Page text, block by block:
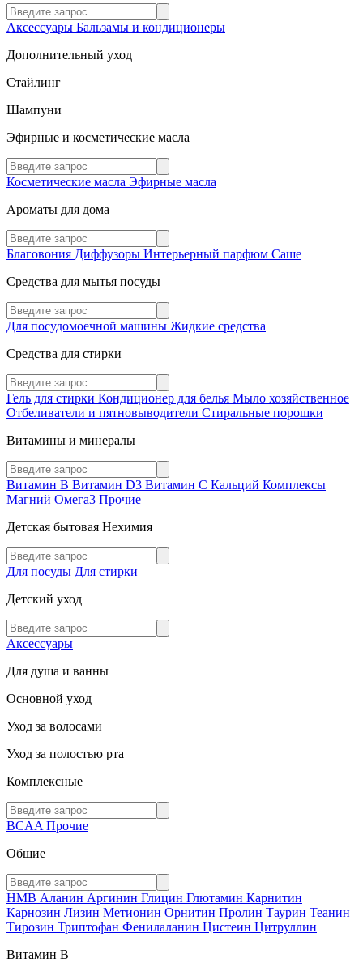
Аксессуары Бальзамы и кондиционеры
Дополнительный уход
Стайлинг
Шампуни
Эфирные и косметические масла
Косметические масла Эфирные масла
Ароматы для дома
Благовония Диффузоры Интерьерный парфюм Саше
Средства для мытья посуды
Для посудомоечной машины Жидкие средства
Средства для стирки
Гель для стирки Кондиционер для белья Мыло хозяйственное
Отбеливатели и пятновыводители Стиральные порошки
Витамины и минералы
Витамин В Витамин D3 Витамин С Кальций Комплексы
Магний Омега3 Прочие
Детская бытовая Нехимия
Для посуды Для стирки
Детский уход
Аксессуары
Для душа и ванны
Основной уход
Уход за волосами
Уход за полостью рта
Комплексные
BCAA Прочие
Общие
HMB Аланин Аргинин Глицин Глютамин Карнитин
Карнозин Лизин Метионин Орнитин Пролин Таурин Теанин
Тирозин Триптофан Фенилаланин Цистеин Цитруллин
Витамин В